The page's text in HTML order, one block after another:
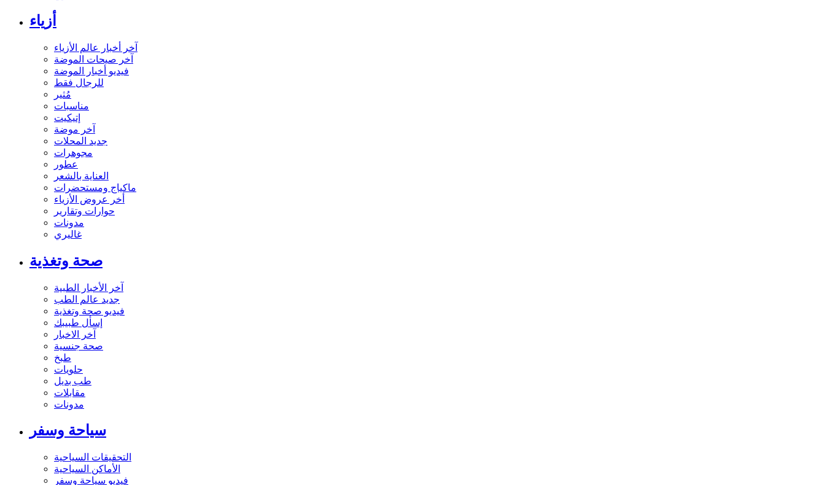
أزياء
آخر أخبار عالم الأزياء
آخر صيحات الموضة
فيديو أخبار الموضة
للرجال فقط
مُثير
مناسبات
إتيكيت
آخر موضة
جديد المحلات
مجوهرات
عطور
العناية بالشعر
ماكياج ومستحضرات
أخر عروض الأزياء
حوارات وتقارير
مدونات
غاليري
صحة وتغذية
آخر الأخبار الطبية
جديد عالم الطب
فيديو صحة وتغذية
إسأل طبيبك
آخر الاخبار
صحة جنسية
طبخ
حلويات
طب بديل
مقابلات
مدونات
سياحة وسفر
التحقيقات السياحية
الأماكن السياحية
فيديو سياحة وسفر